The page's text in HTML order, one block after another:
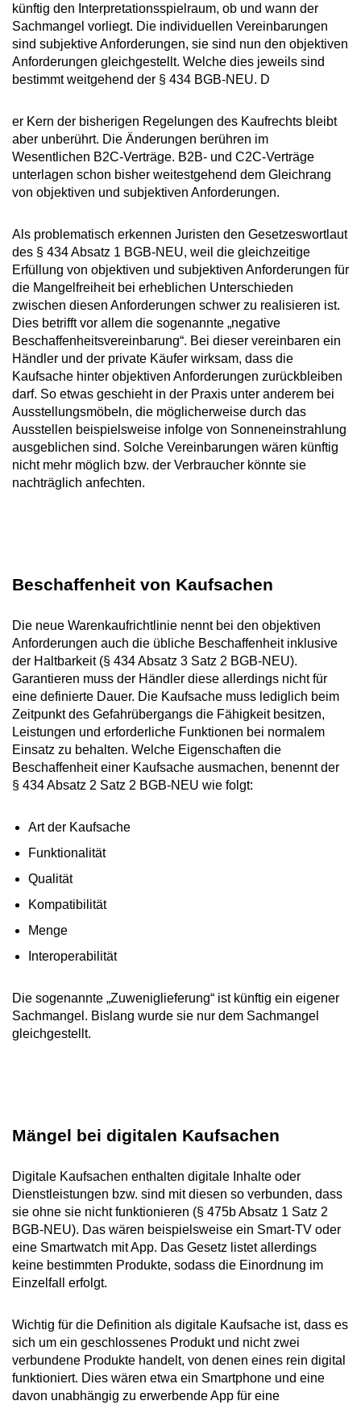
künftig den Interpretationsspielraum, ob und wann der
Sachmangel vorliegt. Die individuellen Vereinbarungen
sind subjektive Anforderungen, sie sind nun den objektiven
Anforderungen gleichgestellt. Welche dies jeweils sind
bestimmt weitgehend der § 434 BGB-NEU. D
er Kern der bisherigen Regelungen des Kaufrechts bleibt
aber unberührt. Die Änderungen berühren im
Wesentlichen B2C-Verträge. B2B- und C2C-Verträge
unterlagen schon bisher weitestgehend dem Gleichrang
von objektiven und subjektiven Anforderungen.
Als problematisch erkennen Juristen den Gesetzeswortlaut
des § 434 Absatz 1 BGB-NEU, weil die gleichzeitige
Erfüllung von objektiven und subjektiven Anforderungen für
die Mangelfreiheit bei erheblichen Unterschieden
zwischen diesen Anforderungen schwer zu realisieren ist.
Dies betrifft vor allem die sogenannte „negative
Beschaffenheitsvereinbarung“. Bei dieser vereinbaren ein
Händler und der private Käufer wirksam, dass die
Kaufsache hinter objektiven Anforderungen zurückbleiben
darf. So etwas geschieht in der Praxis unter anderem bei
Ausstellungsmöbeln, die möglicherweise durch das
Ausstellen beispielsweise infolge von Sonneneinstrahlung
ausgeblichen sind. Solche Vereinbarungen wären künftig
nicht mehr möglich bzw. der Verbraucher könnte sie
nachträglich anfechten.
Beschaffenheit von Kaufsachen
Die neue Warenkaufrichtlinie nennt bei den objektiven
Anforderungen auch die übliche Beschaffenheit inklusive
der Haltbarkeit (§ 434 Absatz 3 Satz 2 BGB-NEU).
Garantieren muss der Händler diese allerdings nicht für
eine definierte Dauer. Die Kaufsache muss lediglich beim
Zeitpunkt des Gefahrübergangs die Fähigkeit besitzen,
Leistungen und erforderliche Funktionen bei normalem
Einsatz zu behalten. Welche Eigenschaften die
Beschaffenheit einer Kaufsache ausmachen, benennt der
§ 434 Absatz 2 Satz 2 BGB-NEU wie folgt:
Art der Kaufsache
Funktionalität
Qualität
Kompatibilität
Menge
Interoperabilität
Die sogenannte „Zuweniglieferung“ ist künftig ein eigener
Sachmangel. Bislang wurde sie nur dem Sachmangel
gleichgestellt.
Mängel bei digitalen Kaufsachen
Digitale Kaufsachen enthalten digitale Inhalte oder
Dienstleistungen bzw. sind mit diesen so verbunden, dass
sie ohne sie nicht funktionieren (§ 475b Absatz 1 Satz 2
BGB-NEU). Das wären beispielsweise ein Smart-TV oder
eine Smartwatch mit App. Das Gesetz listet allerdings
keine bestimmten Produkte, sodass die Einordnung im
Einzelfall erfolgt.
Wichtig für die Definition als digitale Kaufsache ist, dass es
sich um ein geschlossenes Produkt und nicht zwei
verbundene Produkte handelt, von denen eines rein digital
funktioniert. Dies wären etwa ein Smartphone und eine
davon unabhängig zu erwerbende App für eine